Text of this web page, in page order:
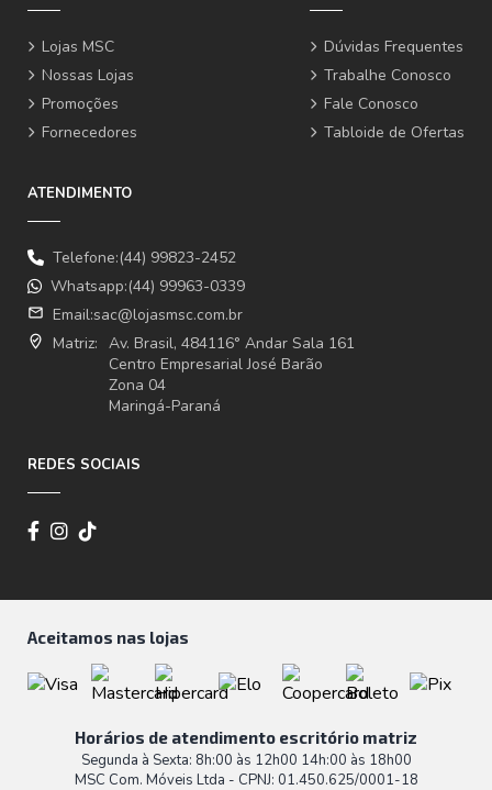
Lojas MSC
Nossas Lojas
Promoções
Fornecedores
Dúvidas Frequentes
Trabalhe Conosco
Fale Conosco
Tabloide de Ofertas
ATENDIMENTO
Telefone:(44) 99823-2452
Whatsapp:(44) 99963-0339
email Email:sac@lojasmsc.com.br
where_to_vote Matriz: Av. Brasil, 484116° Andar Sala 161
Centro Empresarial José Barão
Zona 04
Maringá-Paraná
REDES SOCIAIS
Aceitamos nas lojas
Horários de atendimento escritório matriz
Segunda à Sexta: 8h:00 às 12h00 14h:00 às 18h00
MSC Com. Móveis Ltda - CPNJ: 01.450.625/0001-18